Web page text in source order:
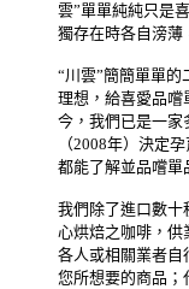
雲”單單純純只是
獨存在時各自滂薄
“川雲”簡簡單單
理想，給喜愛品嚐
今，我們已是一家
（2008年）決定
都能了解並品嚐單
我們除了進口數十
心烘焙之咖啡，供
各人或相關業者自
您所想要的商品；